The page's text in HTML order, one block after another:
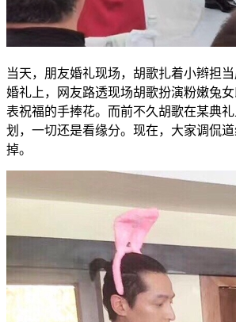
当天，朋友婚礼现场，胡歌扎着小辫担
婚礼上，网友路透现场胡歌扮演粉嫩兔
表祝福的手捧花。而前不久胡歌在某典
划，一切还是看缘分。现在，大家调侃
掉。